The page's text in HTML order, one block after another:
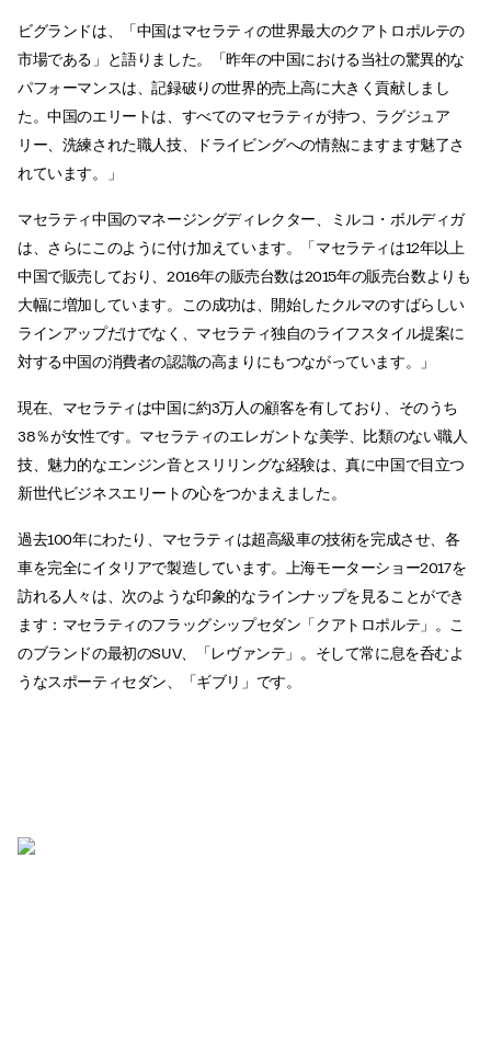
ビグランドは、「中国はマセラティの世界最大のクアトロポルテの
市場である」と語りました。「昨年の中国における当社の驚異的な
パフォーマンスは、記録破りの世界的売上高に大きく貢献しまし
た。中国のエリートは、すべてのマセラティが持つ、ラグジュア
リー、洗練された職人技、ドライビングへの情熱にますます魅了さ
れています。」
マセラティ中国のマネージングディレクター、ミルコ・ボルディガ
は、さらにこのように付け加えています。「マセラティは12年以上
中国で販売しており、2016年の販売台数は2015年の販売台数よりも
大幅に増加しています。この成功は、開始したクルマのすばらしい
ラインアップだけでなく、マセラティ独自のライフスタイル提案に
対する中国の消費者の認識の高まりにもつながっています。」
現在、マセラティは中国に約3万人の顧客を有しており、そのうち
38％が女性です。マセラティのエレガントな美学、比類のない職人
技、魅力的なエンジン音とスリリングな経験は、真に中国で目立つ
新世代ビジネスエリートの心をつかまえました。
過去100年にわたり、マセラティは超高級車の技術を完成させ、各
車を完全にイタリアで製造しています。上海モーターショー2017を
訪れる人々は、次のような印象的なラインナップを見ることができ
ます：マセラティのフラッグシップセダン「クアトロポルテ」。こ
のブランドの最初のSUV、「レヴァンテ」。そして常に息を呑むよ
うなスポーティセダン、「ギブリ」です。